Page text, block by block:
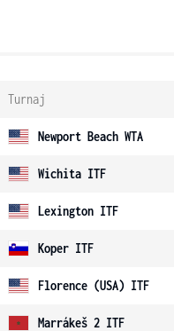
Turnaj
Newport Beach WTA
Wichita ITF
Lexington ITF
Koper ITF
Florence (USA) ITF
Marrákeš 2 ITF